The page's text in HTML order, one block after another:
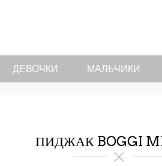
ДЕВОЧКИ МАЛЬЧИКИ
ПИДЖАК BOGGI